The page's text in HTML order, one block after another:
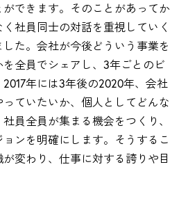
できます。そのことがあってか
社員同士の対話を重視していく
た。会社が今後どういう事業を
全員でシェアし、3年ごとのビ
年には3年後の2020年、会社
ていたいか、個人としてどんな
員全員が集まる機会をつくり、
ンを明確にします。そうするこ
変わり、仕事に対する誇りや目